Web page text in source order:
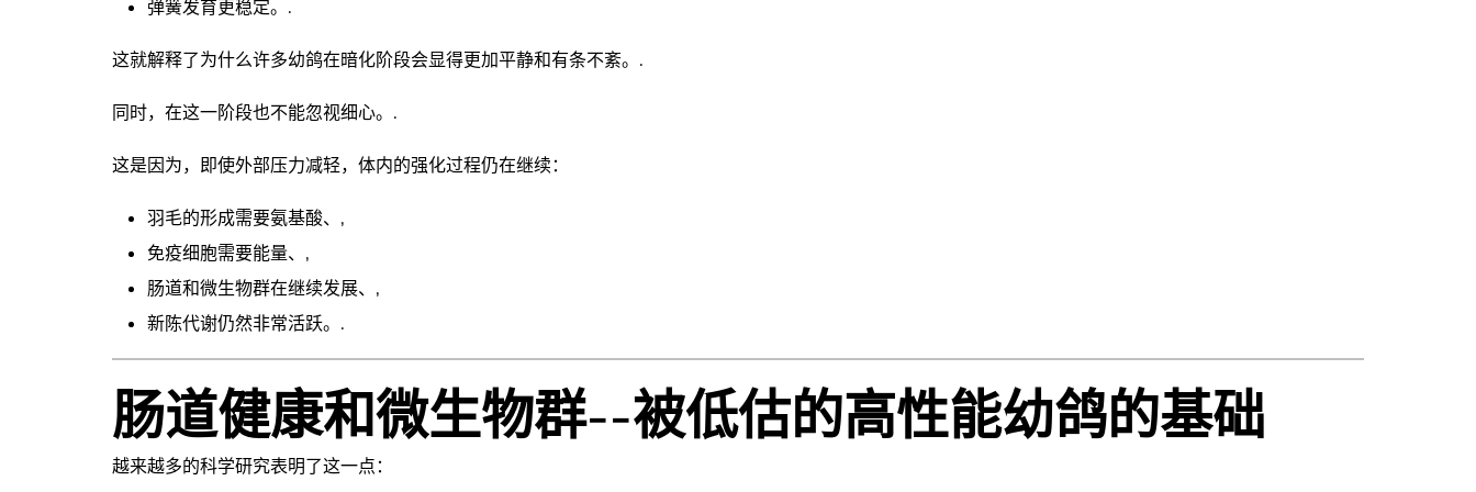
弹簧发育更稳定。.
这就解释了为什么许多幼鸽在暗化阶段会显得更加平静和有条不紊。.
同时，在这一阶段也不能忽视细心。.
这是因为，即使外部压力减轻，体内的强化过程仍在继续：
羽毛的形成需要氨基酸、,
免疫细胞需要能量、,
肠道和微生物群在继续发展、,
新陈代谢仍然非常活跃。.
肠道健康和微生物群--被低估的高性能幼鸽的基础
越来越多的科学研究表明了这一点：